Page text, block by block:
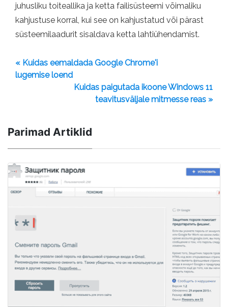
juhusliku toiteallika ja ketta failisüsteemi võimaliku
kahjustuse korral, kui see on kahjustatud või pärast
süsteemilaadurit sisaldava ketta lahtiühendamist.
« Kuidas eemaldada Google Chrome'i
lugemise loend
Kuidas paigutada ikoone Windows 11
teavitusväljale mitmesse reas »
Parimad Artiklid